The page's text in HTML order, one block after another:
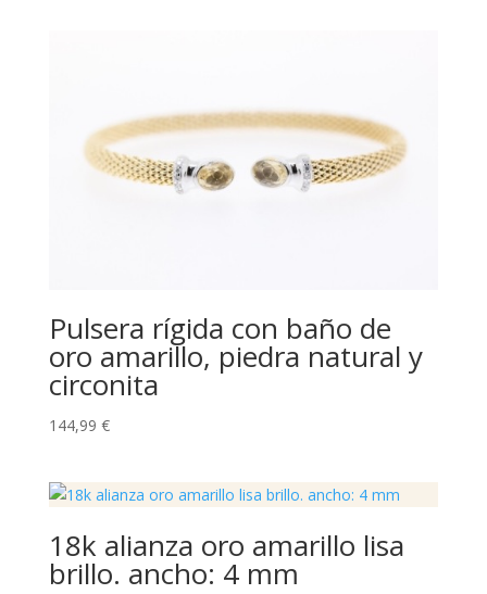
Pulsera rígida con baño de
oro amarillo, piedra natural y
circonita
144,99 €
18k alianza oro amarillo lisa
brillo. ancho: 4 mm